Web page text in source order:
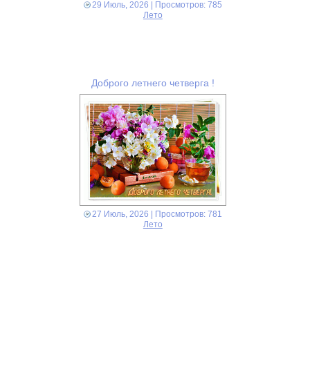
29 Июль, 2026 | Просмотров: 785
Лето
Доброго летнего четверга !
27 Июль, 2026 | Просмотров: 781
Лето